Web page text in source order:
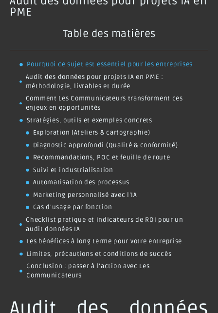
PME
Table des matières
Pourquoi ce sujet est essentiel pour les entreprises
Audit des données pour projets IA en PME :
méthodologie, livrables et durée
Comment Les Communicateurs transforment ces
enjeux en opportunités
Stratégies, outils et exemples concrets
Exploration (Ateliers & cartographie)
Diagnostic approfondi (Qualité & conformité)
Recommandations, POC et feuille de route
Suivi et industrialisation
Automatisation des processus
Marketing personnalisé avec l’IA
Cas d’usage par fonction
Checklist pratique et indicateurs de ROI pour un
audit données IA
Les bénéfices à long terme pour votre entreprise
Limites, précautions et conditions de succès
Conclusion : passer à l’action avec Les
Communicateurs